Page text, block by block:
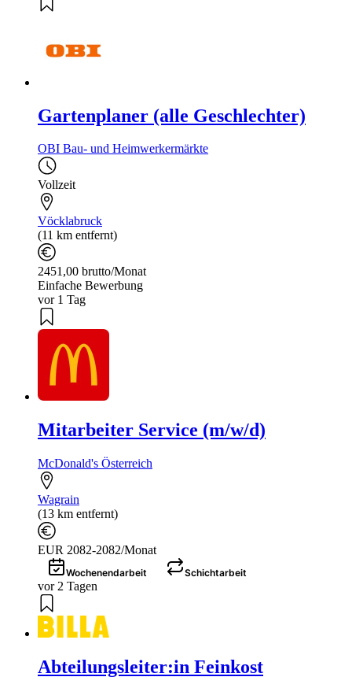
Gartenplaner (alle Geschlechter)
OBI Bau- und Heimwerkermärkte
Vollzeit
Vöcklabruck
(11 km entfernt)
2451,00 brutto/Monat
Einfache Bewerbung
vor 1 Tag
Mitarbeiter Service (m/w/d)
McDonald's Österreich
Wagrain
(13 km entfernt)
EUR 2082-2082/Monat
Wochenendarbeit Schichtarbeit
vor 2 Tagen
Abteilungsleiter:in Feinkost